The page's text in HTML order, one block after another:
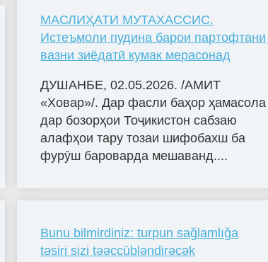
МАСЛИҲАТИ МУТАХАССИС.
Истеъмоли пудина барои партофтани
вазни зиёдатӣ кумак мерасонад
ДУШАНБЕ, 02.05.2026. /АМИТ
«Ховар»/. Дар фасли баҳор ҳамасола
дар бозорҳои Тоҷикистон сабзаю
алафҳои тару тозаи шифобахш ба
фурӯш бароварда мешаванд....
Bunu bilmirdiniz: turpun sağlamlığa
təsiri sizi təəccübləndirəcək